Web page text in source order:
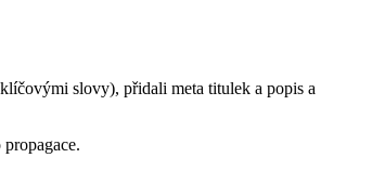
slovy), přidali meta titulek a popis a